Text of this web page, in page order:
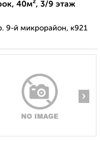
40м², 3/9 этаж
9-й микрорайон, к921
›